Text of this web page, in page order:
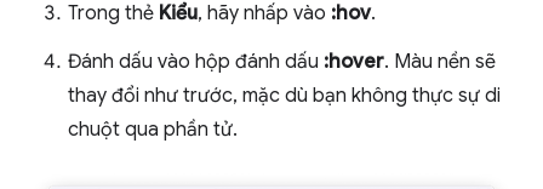
Trong thẻ Kiểu, hãy nhấp vào :hov.
Đánh dấu vào hộp đánh dấu :hover. Màu nền sẽ
thay đổi như trước, mặc dù bạn không thực sự di
chuột qua phần tử.